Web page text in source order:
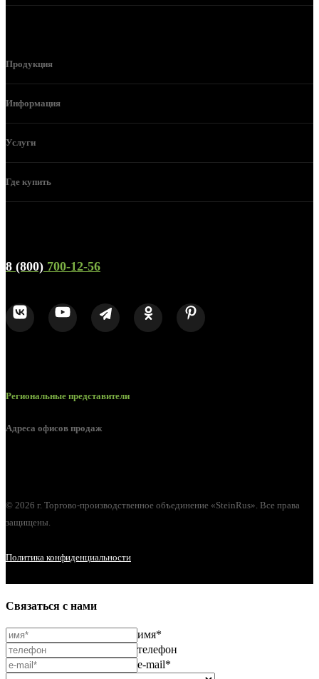
Продукция
Информация
Услуги
Где купить
8 (800) 700-12-56
Региональные представители
Адреса офисов продаж
© 2026 г. Торгово-производственное объединение «SteinRus». Все права
защищены.
Политика конфиденциальности
Связаться с нами
имя*
телефон
e-mail*